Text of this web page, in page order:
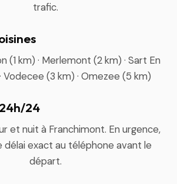
trafic.
(1 km) · Merlemont (2 km) · Sart En
Vodecee (3 km) · Omezee (5 km)
24
et nuit à Franchimont. En urgence,
délai exact au téléphone avant le
départ.